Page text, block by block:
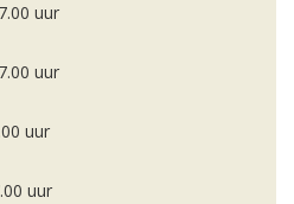
uur
uur
uur
uur